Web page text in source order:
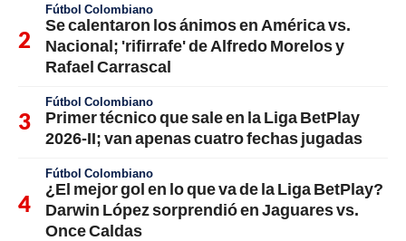
Fútbol Colombiano
Se calentaron los ánimos en América vs.
Nacional; 'rifirrafe' de Alfredo Morelos y
Rafael Carrascal
Fútbol Colombiano
Primer técnico que sale en la Liga BetPlay
2026-II; van apenas cuatro fechas jugadas
Fútbol Colombiano
¿El mejor gol en lo que va de la Liga BetPlay?
Darwin López sorprendió en Jaguares vs.
Once Caldas